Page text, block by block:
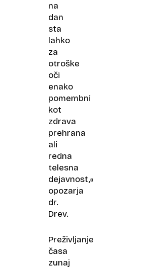
na
dan
sta
lahko
za
otroške
oči
enako
pomembni
kot
zdrava
prehrana
ali
redna
telesna
dejavnost,«
opozarja
dr.
Drev.
Preživljanje
časa
zunaj